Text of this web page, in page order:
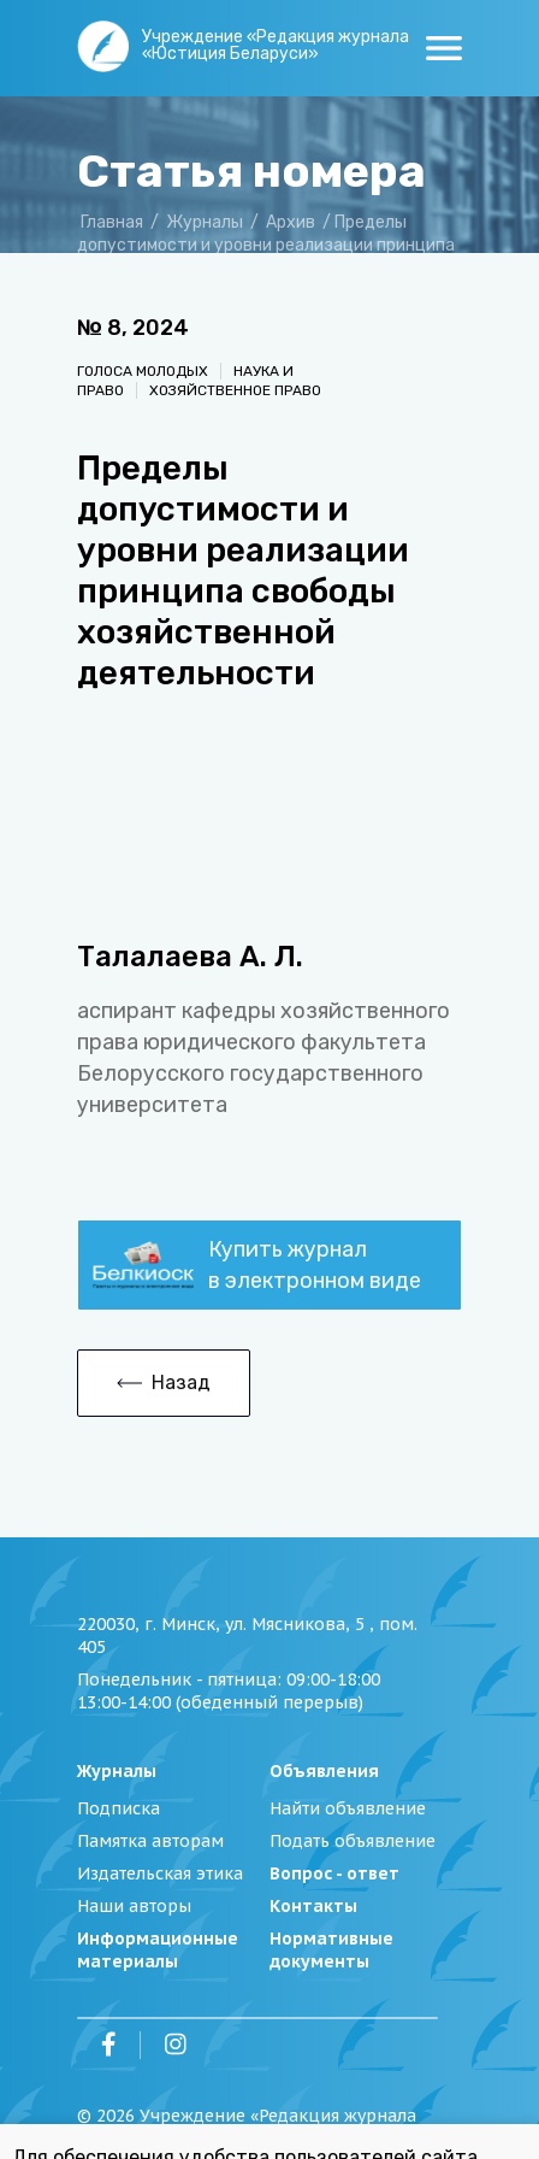
Учреждение «Редакция журнала
«Юстиция Беларуси»
Статья номера
Главная / Журналы / Архив / Пределы
допустимости и уровни реализации принципа
№ 8, 2024
ГОЛОСА МОЛОДЫХ
НАУКА И
ПРАВО
ХОЗЯЙСТВЕННОЕ ПРАВО
Пределы
допустимости и
уровни реализации
принципа свободы
хозяйственной
деятельности
Талалаева А. Л.
аспирант кафедры хозяйственного
права юридического факультета
Белорусского государственного
университета
Купить журнал
в электронном виде
Назад
220030, г. Минск, ул. Мясникова, 5 , пом.
405
Понедельник - пятница: 09:00-18:00
13:00-14:00 (обеденный перерыв)
Журналы
Подписка
Памятка авторам
Издательская этика
Наши авторы
Информационные
материалы
Объявления
Найти объявление
Подать объявление
Вопрос - ответ
Контакты
Нормативные
документы
© 2026 Учреждение «Редакция журнала